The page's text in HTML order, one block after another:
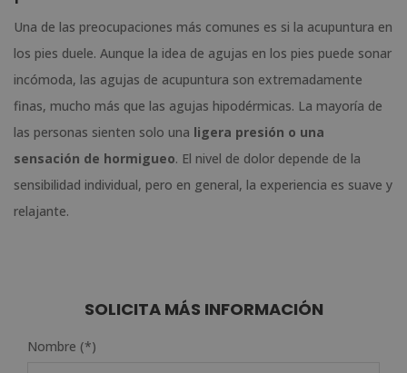
Una de las preocupaciones más comunes es si la acupuntura en
los pies duele. Aunque la idea de agujas en los pies puede sonar
incómoda, las agujas de acupuntura son extremadamente
finas, mucho más que las agujas hipodérmicas. La mayoría de
las personas sienten solo una ligera presión o una
sensación de hormigueo. El nivel de dolor depende de la
sensibilidad individual, pero en general, la experiencia es suave y
relajante.
SOLICITA MÁS INFORMACIÓN
Nombre (*)